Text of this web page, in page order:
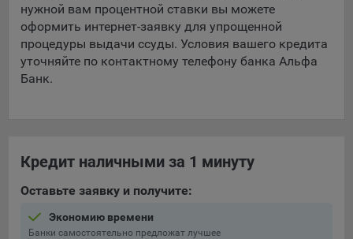
использовал сайты, и позволяют Обществу вносить в них
улучшения.
Аналитические файлы cookie показывают, какие страницы
сайта Общества посещаются чаще всего, помогают
выявлять трудности, возникающие при использовании
анализа трафика на сайтах.
9.5. Файлы cookie, применяемые для определения целевой
аудитории и в рекламных целях, например Яндекс.Метрика,
Google Analytics.
нужной вам процентной ставки вы можете
оформить интернет-заявку для упрощенной
процедуры выдачи ссуды. Условия вашего кредита
уточняйте по контактному телефону банка Альфа
Банк.
Кредит наличными за 1 минуту
Оставьте заявку и получите:
Экономию времени
Банки самостоятельно предложат лучшее